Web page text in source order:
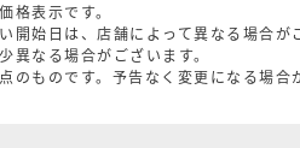
格表示です。
始日は、店舗によって異なる場合が
なる場合がございます。
ものです。予告なく変更になる場合